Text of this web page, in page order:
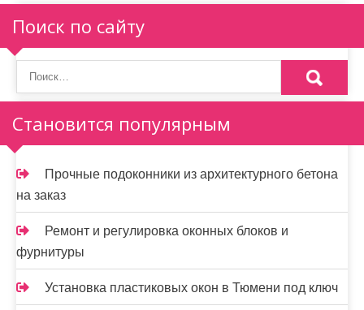
я
п
о
з
а
п
и
с
я
м
Поиск по сайту
Становится популярным
Прочные подоконники из архитектурного бетона
на заказ
Ремонт и регулировка оконных блоков и
фурнитуры
Установка пластиковых окон в Тюмени под ключ